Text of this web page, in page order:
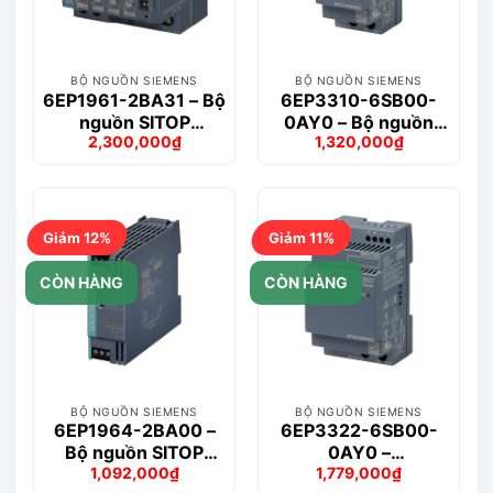
BỘ NGUỒN SIEMENS
6EP1961-2BA31 – Bộ
nguồn SITOP
PSE200U 3 A
Giá
2,300,000₫
Giá
2,300,000₫.
BỘ NGUỒN SIEMENS
6EP3310-6SB00-
0AY0 – Bộ nguồn
LOGO!POWER 5 V /
Giá
1,320,000₫
Giá
Giảm 12%
CÒN HÀNG
BỘ NGUỒN SIEMENS
6EP1964-2BA00 –
Bộ nguồn SITOP
PSE202U 10A
Giá
1,092,000₫
Giá
Giảm 11%
CÒN HÀNG
BỘ NGUỒN SIEMENS
6EP3322-6SB00-
0AY0 –
LOGO!POWER 12
Giá
1,779,000₫
Giá